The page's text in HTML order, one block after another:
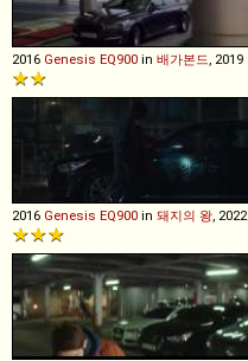
2016 Genesis EQ900 in 배가본드, 2019
2016 Genesis EQ900 in 돼지의 왕, 2022